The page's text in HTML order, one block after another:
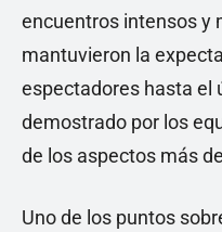
encuentros intensos y
mantuvieron la
espectadores hasta el
demostrado por los
de los aspectos más
Uno de los puntos